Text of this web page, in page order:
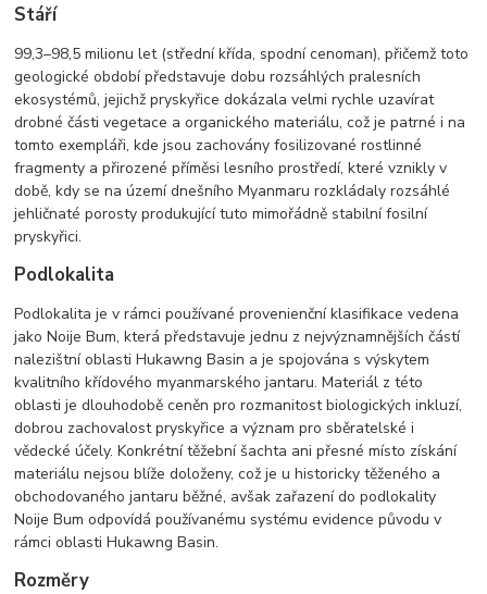
Stáří
99,3–98,5 milionu let (střední křída, spodní cenoman), přičemž toto
geologické období představuje dobu rozsáhlých pralesních
ekosystémů, jejichž pryskyřice dokázala velmi rychle uzavírat
drobné části vegetace a organického materiálu, což je patrné i na
tomto exempláři, kde jsou zachovány fosilizované rostlinné
fragmenty a přirozené příměsi lesního prostředí, které vznikly v
době, kdy se na území dnešního Myanmaru rozkládaly rozsáhlé
jehličnaté porosty produkující tuto mimořádně stabilní fosilní
pryskyřici.
Podlokalita
Podlokalita je v rámci používané provenienční klasifikace vedena
jako Noije Bum, která představuje jednu z nejvýznamnějších částí
nalezištní oblasti Hukawng Basin a je spojována s výskytem
kvalitního křídového myanmarského jantaru. Materiál z této
oblasti je dlouhodobě ceněn pro rozmanitost biologických inkluzí,
dobrou zachovalost pryskyřice a význam pro sběratelské i
vědecké účely. Konkrétní těžební šachta ani přesné místo získání
materiálu nejsou blíže doloženy, což je u historicky těženého a
obchodovaného jantaru běžné, avšak zařazení do podlokality
Noije Bum odpovídá používanému systému evidence původu v
rámci oblasti Hukawng Basin.
Rozměry